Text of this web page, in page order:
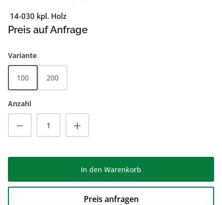
14-030 kpl. Holz
Preis auf Anfrage
Varianteauswählen
100 200
Anzahl
Produkt Anzahl: Gib den gewünschten
In den Warenkorb
Preis anfragen